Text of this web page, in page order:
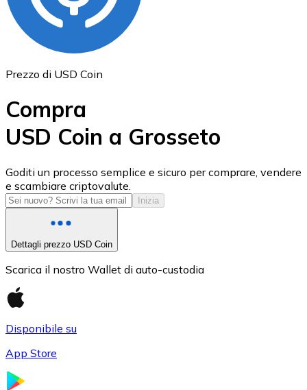
USD Coin
USDC
Prezzo di USD Coin
Compra
USD Coin a Grosseto
Goditi un processo semplice e sicuro per comprare, vendere
e scambiare criptovalute.
Inizia
Dettagli prezzo USD Coin
Scarica il nostro Wallet di auto-custodia
Disponibile su
App Store